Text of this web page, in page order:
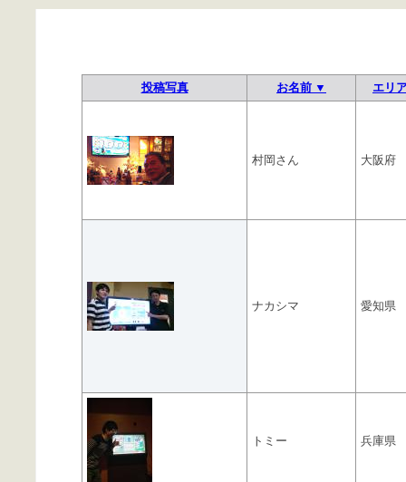
投稿写真 お名前 ▼ エリ
村岡さん 大阪府
ナカシマ 愛知県
トミー 兵庫県